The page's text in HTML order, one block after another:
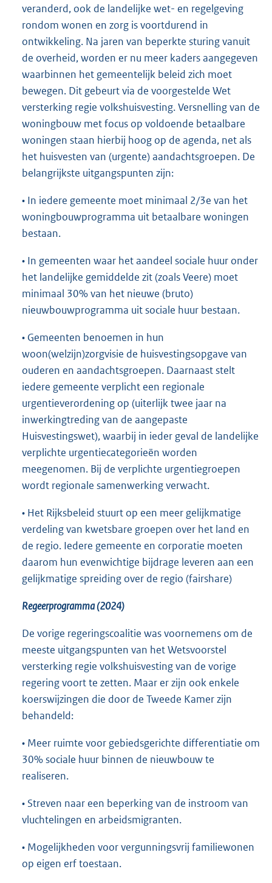
veranderd, ook de landelijke wet- en regelgeving
rondom wonen en zorg is voortdurend in
ontwikkeling. Na jaren van beperkte sturing vanuit
de overheid, worden er nu meer kaders aangegeven
waarbinnen het gemeentelijk beleid zich moet
bewegen. Dit gebeurt via de voorgestelde Wet
versterking regie volkshuisvesting. Versnelling van de
woningbouw met focus op voldoende betaalbare
woningen staan hierbij hoog op de agenda, net als
het huisvesten van (urgente) aandachtsgroepen. De
belangrijkste uitgangspunten zijn:
• In iedere gemeente moet minimaal 2/3e van het
woningbouwprogramma uit betaalbare woningen
bestaan.
• In gemeenten waar het aandeel sociale huur onder
het landelijke gemiddelde zit (zoals Veere) moet
minimaal 30% van het nieuwe (bruto)
nieuwbouwprogramma uit sociale huur bestaan.
• Gemeenten benoemen in hun
woon(welzijn)zorgvisie de huisvestingsopgave van
ouderen en aandachtsgroepen. Daarnaast stelt
iedere gemeente verplicht een regionale
urgentieverordening op (uiterlijk twee jaar na
inwerkingtreding van de aangepaste
Huisvestingswet), waarbij in ieder geval de landelijke
verplichte urgentiecategorieën worden
meegenomen. Bij de verplichte urgentiegroepen
wordt regionale samenwerking verwacht.
• Het Rijksbeleid stuurt op een meer gelijkmatige
verdeling van kwetsbare groepen over het land en
de regio. Iedere gemeente en corporatie moeten
daarom hun evenwichtige bijdrage leveren aan een
gelijkmatige spreiding over de regio (fairshare)
Regeerprogramma (2024)
De vorige regeringscoalitie was voornemens om de
meeste uitgangspunten van het Wetsvoorstel
versterking regie volkshuisvesting van de vorige
regering voort te zetten. Maar er zijn ook enkele
koerswijzingen die door de Tweede Kamer zijn
behandeld:
• Meer ruimte voor gebiedsgerichte differentiatie om
30% sociale huur binnen de nieuwbouw te
realiseren.
• Streven naar een beperking van de instroom van
vluchtelingen en arbeidsmigranten.
• Mogelijkheden voor vergunningsvrij familiewonen
op eigen erf toestaan.